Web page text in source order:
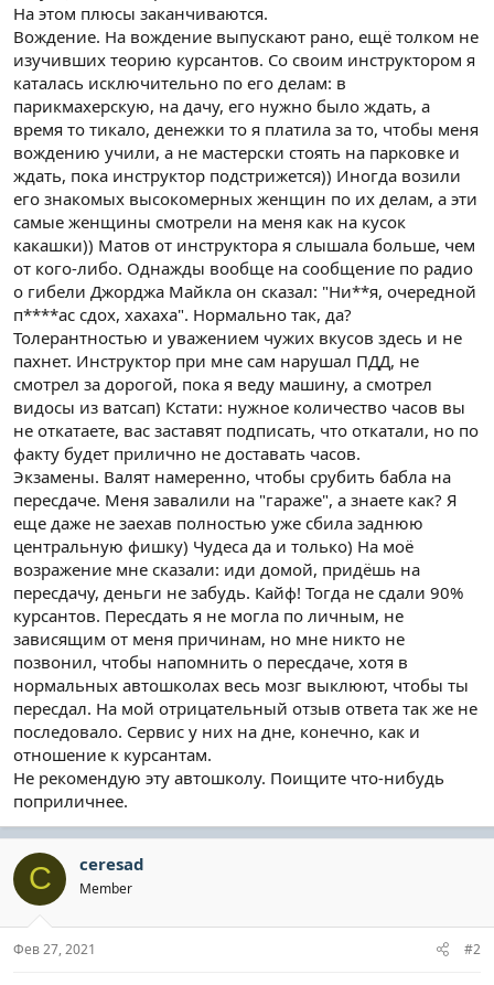
На этом плюсы заканчиваются.
Вождение. На вождение выпускают рано, ещё толком не
изучивших теорию курсантов. Со своим инструктором я
каталась исключительно по его делам: в
парикмахерскую, на дачу, его нужно было ждать, а
время то тикало, денежки то я платила за то, чтобы меня
вождению учили, а не мастерски стоять на парковке и
ждать, пока инструктор подстрижется)) Иногда возили
его знакомых высокомерных женщин по их делам, а эти
самые женщины смотрели на меня как на кусок
какашки)) Матов от инструктора я слышала больше, чем
от кого-либо. Однажды вообще на сообщение по радио
о гибели Джорджа Майкла он сказал: "Ни**я, очередной
п****ас сдох, хахаха". Нормально так, да?
Толерантностью и уважением чужих вкусов здесь и не
пахнет. Инструктор при мне сам нарушал ПДД, не
смотрел за дорогой, пока я веду машину, а смотрел
видосы из ватсап) Кстати: нужное количество часов вы
не откатаете, вас заставят подписать, что откатали, но по
факту будет прилично не доставать часов.
Экзамены. Валят намеренно, чтобы срубить бабла на
пересдаче. Меня завалили на "гараже", а знаете как? Я
еще даже не заехав полностью уже сбила заднюю
центральную фишку) Чудеса да и только) На моё
возражение мне сказали: иди домой, придёшь на
пересдачу, деньги не забудь. Кайф! Тогда не сдали 90%
курсантов. Пересдать я не могла по личным, не
зависящим от меня причинам, но мне никто не
позвонил, чтобы напомнить о пересдаче, хотя в
нормальных автошколах весь мозг выклюют, чтобы ты
пересдал. На мой отрицательный отзыв ответа так же не
последовало. Сервис у них на дне, конечно, как и
отношение к курсантам.
Не рекомендую эту автошколу. Поищите что-нибудь
поприличнее.
C ceresad
Member
Фев 27, 2021 #2